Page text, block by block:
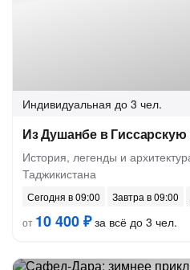
Индивидуальная до 3 чел.
Из Душанбе в Гиссарскую
История, легенды и
Таджикистана
Сегодня в 09:00
Завтра в 09:00
от 10 400 ₽за всё до 3 чел.